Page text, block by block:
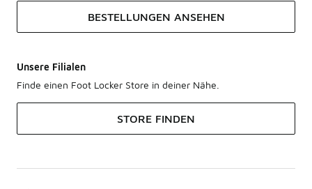
BESTELLUNGEN ANSEHEN
Unsere Filialen
Finde einen Foot Locker Store in deiner Nähe.
STORE FINDEN